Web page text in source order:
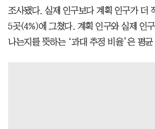
조사됐다. 실제 인구보다 계획 인구가 더
5곳(4%)에 그쳤다. 계획 인구와 실제 인
나는지를 뜻하는 ‘과대 추정 비율’은 평